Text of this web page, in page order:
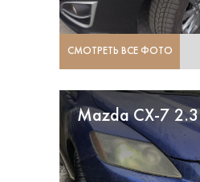
СМОТРЕТЬ ВСЕ ФОТО
Mazda CX-7 2.3